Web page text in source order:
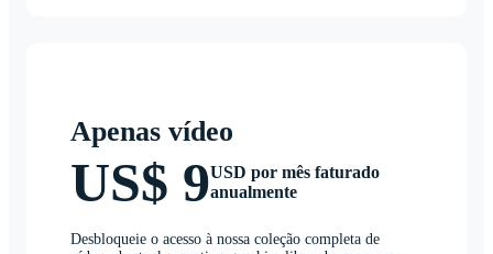
Apenas vídeo
US$ 9USD por mês faturado
anualmente
Desbloqueie o acesso à nossa coleção completa de